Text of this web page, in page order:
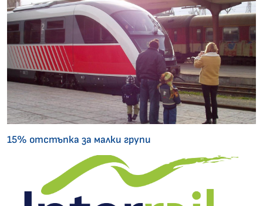
15% отстъпка за малки групи